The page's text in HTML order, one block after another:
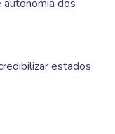
dos
estados